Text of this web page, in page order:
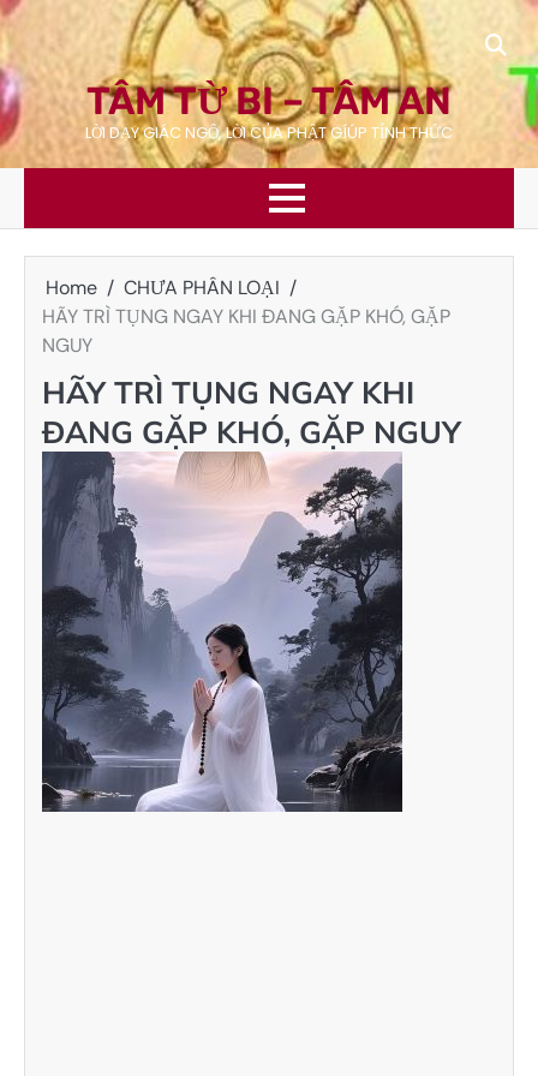
Skip
to
content
TÂM TỪ BI – TÂM AN
LỜI DẠY GIÁC NGỘ, LỜI CỦA PHẬT GÍÚP TỈNH THỨC
Home
CHƯA PHÂN LOẠI
HÃY TRÌ TỤNG NGAY KHI ĐANG GẶP KHÓ, GẶP
NGUY
HÃY TRÌ TỤNG NGAY KHI
ĐANG GẶP KHÓ, GẶP NGUY